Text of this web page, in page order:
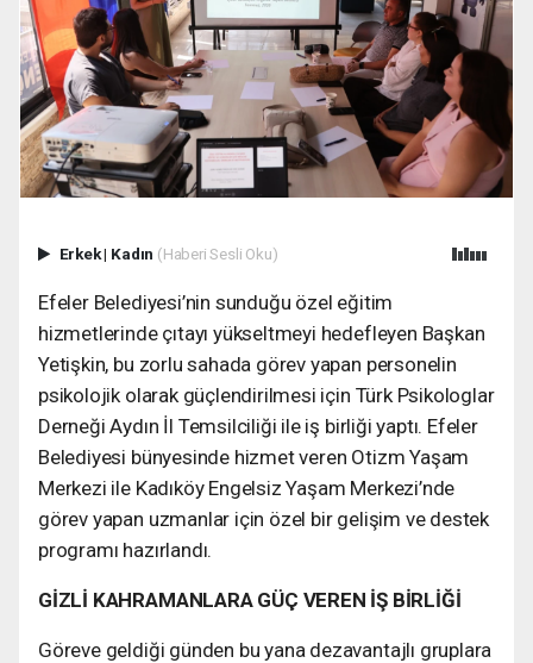
Erkek| Kadın (Haberi Sesli Oku)
Efeler Belediyesi’nin sunduğu özel eğitim
hizmetlerinde çıtayı yükseltmeyi hedefleyen Başkan
Yetişkin, bu zorlu sahada görev yapan personelin
psikolojik olarak güçlendirilmesi için Türk Psikologlar
Derneği Aydın İl Temsilciliği ile iş birliği yaptı. Efeler
Belediyesi bünyesinde hizmet veren Otizm Yaşam
Merkezi ile Kadıköy Engelsiz Yaşam Merkezi’nde
görev yapan uzmanlar için özel bir gelişim ve destek
programı hazırlandı.
GİZLİ KAHRAMANLARA GÜÇ VEREN İŞ BİRLİĞİ
Göreve geldiği günden bu yana dezavantajlı gruplara